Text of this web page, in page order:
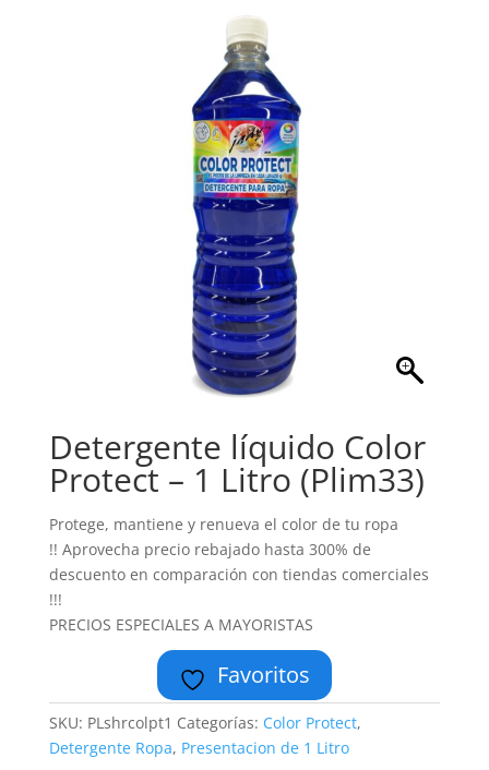
Detergente líquido Color
Protect – 1 Litro (Plim33)
Protege, mantiene y renueva el color de tu ropa
!! Aprovecha precio rebajado hasta 300% de
descuento en comparación con tiendas comerciales
!!!
PRECIOS ESPECIALES A MAYORISTAS
Favoritos
SKU: PLshrcolpt1 Categorías: Color Protect,
Detergente Ropa, Presentacion de 1 Litro